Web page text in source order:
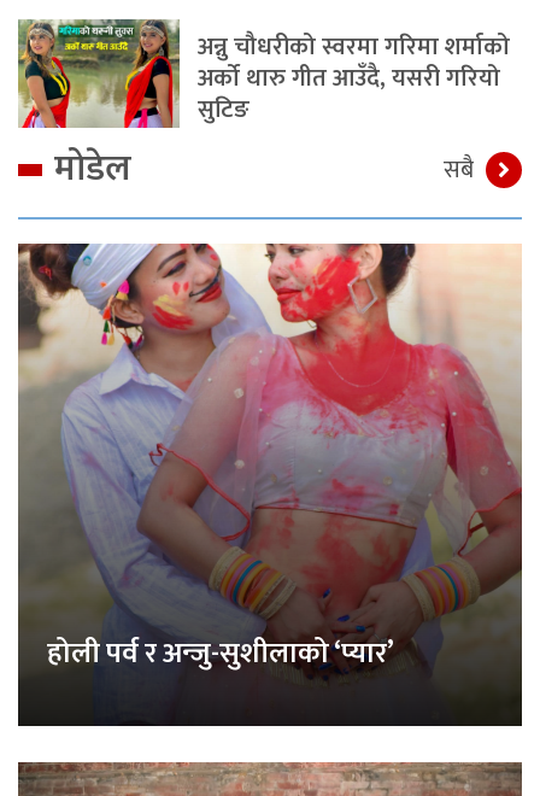
अन्नु चौधरीको स्वरमा गरिमा शर्माको
अर्को थारु गीत आउँदै, यसरी गरियो
सुटिङ
मोडेल सबै
होली पर्व र अन्जु-सुशीलाको ‘प्यार’